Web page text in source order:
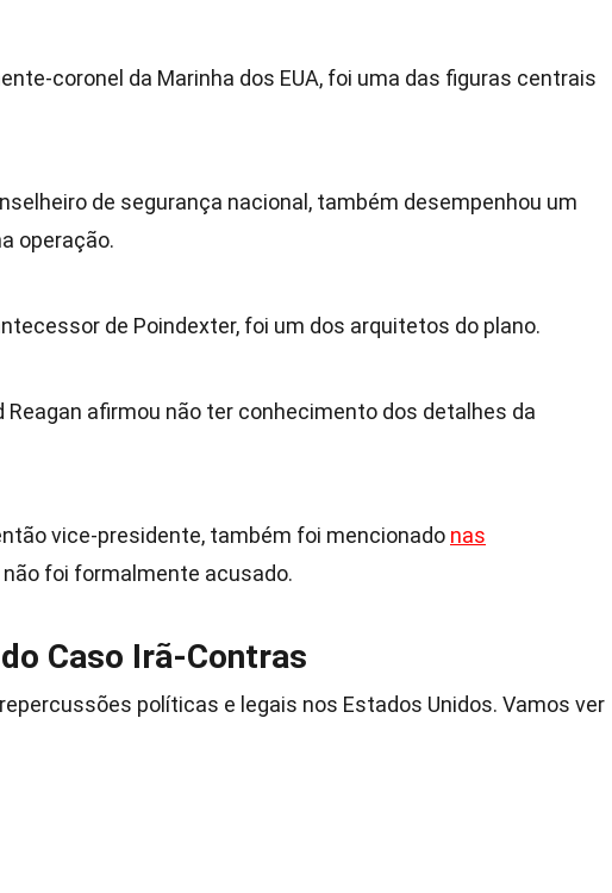
coronel da Marinha dos EUA, foi uma das figuras centrais
de segurança nacional, também desempenhou um
operação.
de Poindexter, foi um dos arquitetos do plano.
Reagan afirmou não ter conhecimento dos detalhes da
vice-presidente, também foi mencionado nas
foi formalmente acusado.
Caso Irã-Contras
políticas e legais nos Estados Unidos. Vamos ver